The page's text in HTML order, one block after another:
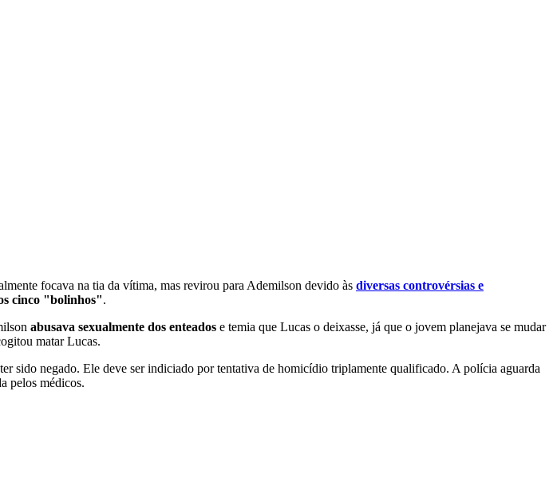
focava na tia da vítima, mas revirou para Ademilson devido às diversas controvérsias e
cinco "bolinhos".
abusava sexualmente dos enteados e temia que Lucas o deixasse, já que o jovem planejava se mudar
matar Lucas.
sido negado. Ele deve ser indiciado por tentativa de homicídio triplamente qualificado. A polícia aguarda
pelos médicos.